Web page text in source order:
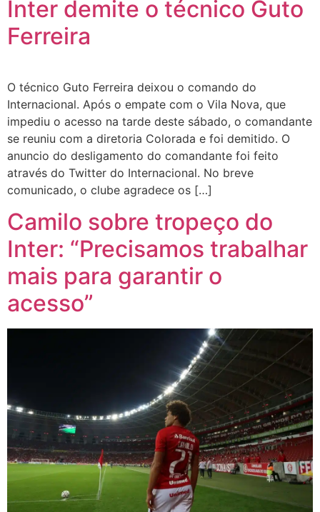
Inter demite o técnico Guto
Ferreira
O técnico Guto Ferreira deixou o comando do
Internacional. Após o empate com o Vila Nova, que
impediu o acesso na tarde deste sábado, o comandante
se reuniu com a diretoria Colorada e foi demitido. O
anuncio do desligamento do comandante foi feito
através do Twitter do Internacional. No breve
comunicado, o clube agradece os […]
Camilo sobre tropeço do
Inter: “Precisamos trabalhar
mais para garantir o
acesso”